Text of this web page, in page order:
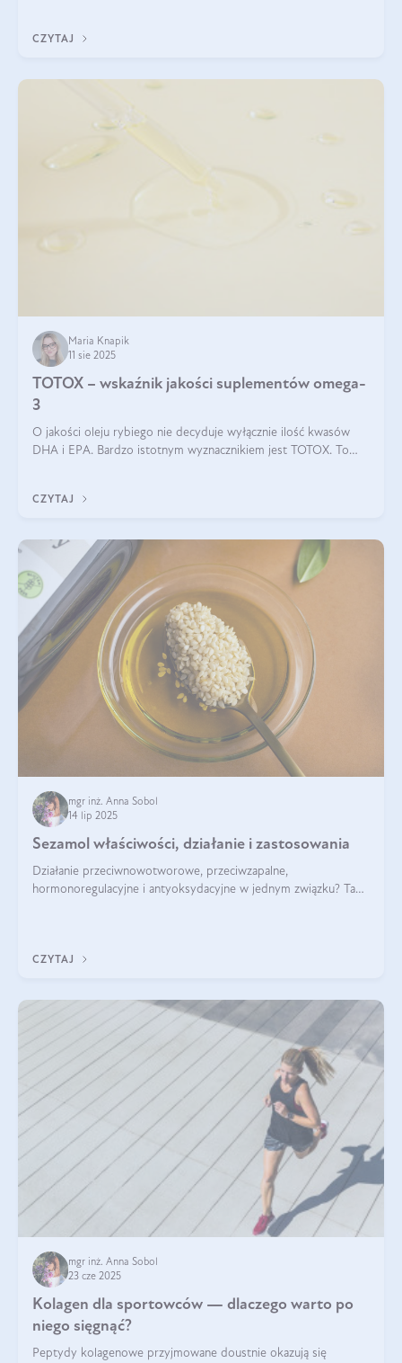
CZYTAJ
Maria Knapik
11 sie 2025
TOTOX – wskaźnik jakości suplementów omega-
3
O jakości oleju rybiego nie decyduje wyłącznie ilość kwasów
DHA i EPA. Bardzo istotnym wyznacznikiem jest TOTOX. To
CZYTAJ
mgr inż. Anna Sobol
14 lip 2025
Sezamol właściwości, działanie i zastosowania
Działanie przeciwnowotworowe, przeciwzapalne,
hormonoregulacyjne i antyoksydacyjne w jednym związku? Tak
CZYTAJ
mgr inż. Anna Sobol
23 cze 2025
Kolagen dla sportowców — dlaczego warto po
niego sięgnąć?
Peptydy kolagenowe przyjmowane doustnie okazują się